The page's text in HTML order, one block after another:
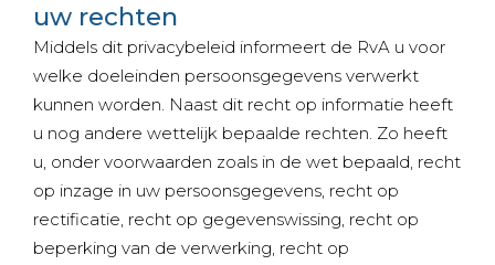
uw rechten
Middels dit privacybeleid informeert de RvA u voor
welke doeleinden persoonsgegevens verwerkt
kunnen worden. Naast dit recht op informatie heeft
u nog andere wettelijk bepaalde rechten. Zo heeft
u, onder voorwaarden zoals in de wet bepaald, recht
op inzage in uw persoonsgegevens, recht op
rectificatie, recht op gegevenswissing, recht op
beperking van de verwerking, recht op